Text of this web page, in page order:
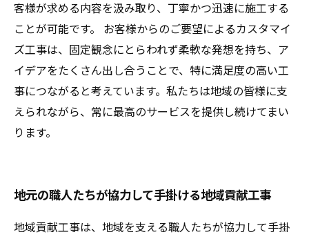
客様が求める内容を汲み取り、丁寧かつ迅速に施工する
ことが可能です。 お客様からのご要望によるカスタマイ
ズ工事は、固定観念にとらわれず柔軟な発想を持ち、ア
イデアをたくさん出し合うことで、特に満足度の高い工
事につながると考えています。私たちは地域の皆様に支
えられながら、常に最高のサービスを提供し続けてまい
ります。
地元の職人たちが協力して手掛ける地域貢献工事
地域貢献工事は、地域を支える職人たちが協力して手掛